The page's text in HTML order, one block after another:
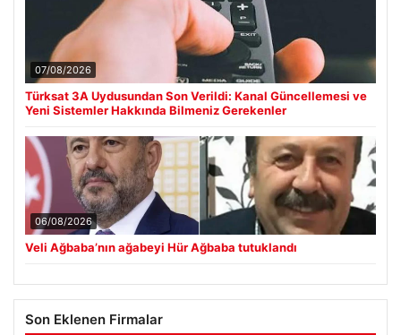
07/08/2026
Türksat 3A Uydusundan Son Verildi: Kanal Güncellemesi ve
Yeni Sistemler Hakkında Bilmeniz Gerekenler
06/08/2026
Veli Ağbaba’nın ağabeyi Hür Ağbaba tutuklandı
Son Eklenen Firmalar